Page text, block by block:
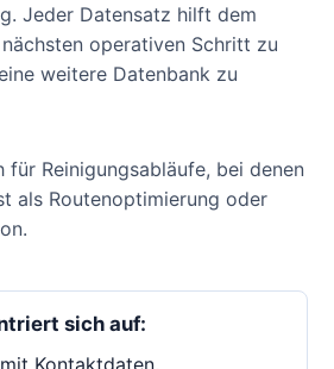
Jeder Datensatz hilft dem
operativen Schritt zu
weitere Datenbank zu
für Reinigungsabläufe, bei denen
als Routenoptimierung oder
sich auf:
Kontaktdaten,